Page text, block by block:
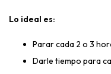
Lo ideal es:
Parar cada 2 o 3
Darle tiempo para